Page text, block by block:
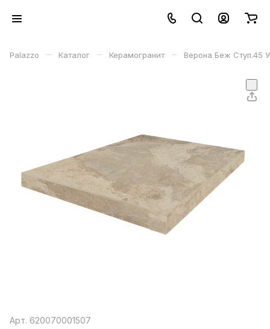
Palazzo – Каталог – Керамогранит – Верона Беж Ступ.45
Арт. 620070001507